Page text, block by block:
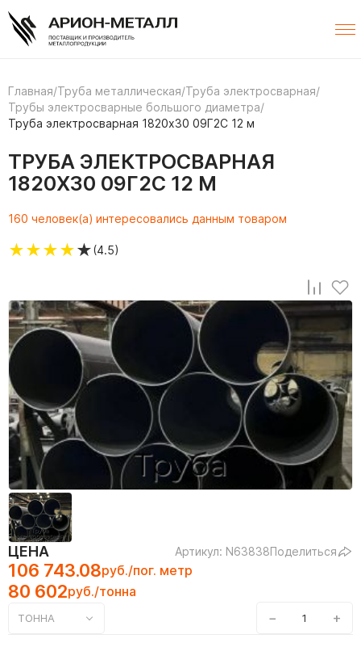
Главная/Труба металлическая/Труба электросварная/
Трубы электросварные большого диаметра/
Труба электросварная 1820х30 09Г2С 12 м
ТРУБА ЭЛЕКТРОСВАРНАЯ
1820Х30 09Г2С 12 М
160 человек(а) интересовались данным товаром
★★★★★(4.5)
ЦЕНА Артикул: N63838Поделиться
106 743.08руб./пог. метр
80 602руб./тонна
ТОННА − +